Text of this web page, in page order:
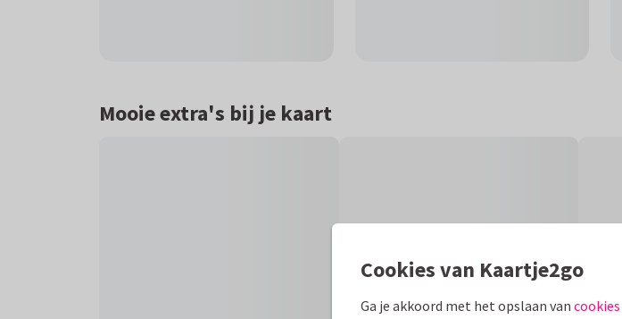
Mooie extra's bij je kaart
Cookies van Kaartje2go
Ga je akkoord met het opslaan van cookies